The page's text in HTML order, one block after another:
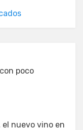
poco
el nuevo vino en